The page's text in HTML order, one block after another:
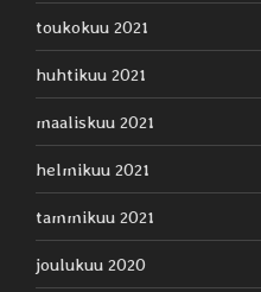
toukokuu 2021
huhtikuu 2021
maaliskuu 2021
helmikuu 2021
tammikuu 2021
joulukuu 2020